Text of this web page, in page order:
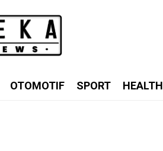
OTOMOTIF SPORT HEALTH